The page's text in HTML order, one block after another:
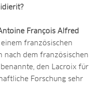
François Alfred
französischen
nach dem französischen
benannte, den Lacroix für
Forschung sehr